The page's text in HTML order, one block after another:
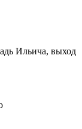
Ильича, выход